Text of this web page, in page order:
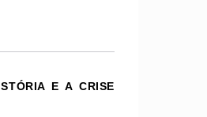
E A CRISE